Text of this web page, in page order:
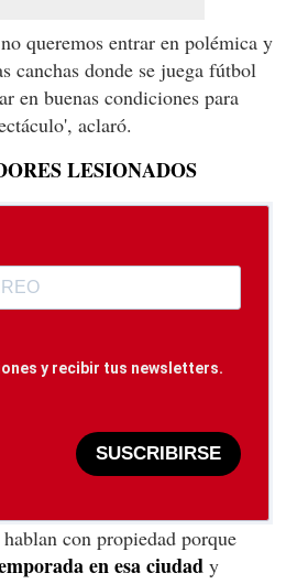
queremos entrar en polémica y
canchas donde se juega fútbol
en buenas condiciones para
aclaró.
LESIONADOS
y recibir tus newsletters.
SUSCRIBIRSE
con propiedad porque
en esa ciudad y